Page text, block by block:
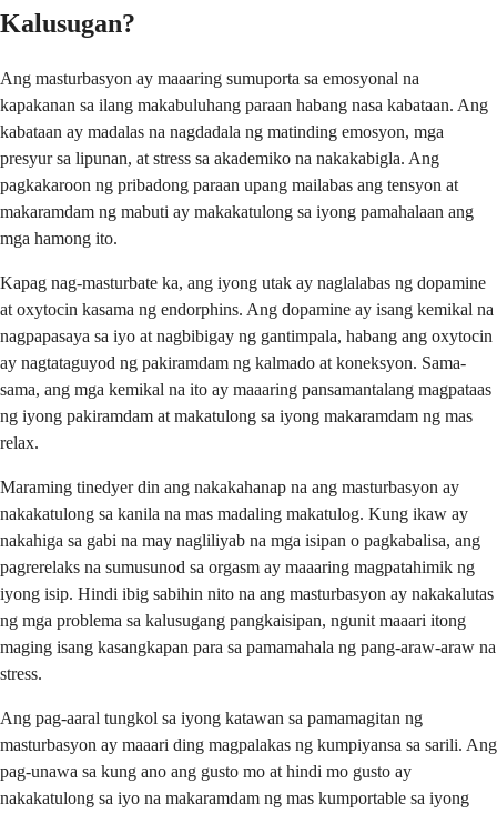
Kalusugan?
Ang masturbasyon ay maaaring sumuporta sa emosyonal na
kapakanan sa ilang makabuluhang paraan habang nasa kabataan. Ang
kabataan ay madalas na nagdadala ng matinding emosyon, mga
presyur sa lipunan, at stress sa akademiko na nakakabigla. Ang
pagkakaroon ng pribadong paraan upang mailabas ang tensyon at
makaramdam ng mabuti ay makakatulong sa iyong pamahalaan ang
mga hamong ito.
Kapag nag-masturbate ka, ang iyong utak ay naglalabas ng dopamine
at oxytocin kasama ng endorphins. Ang dopamine ay isang kemikal na
nagpapasaya sa iyo at nagbibigay ng gantimpala, habang ang oxytocin
ay nagtataguyod ng pakiramdam ng kalmado at koneksyon. Sama-
sama, ang mga kemikal na ito ay maaaring pansamantalang magpataas
ng iyong pakiramdam at makatulong sa iyong makaramdam ng mas
relax.
Maraming tinedyer din ang nakakahanap na ang masturbasyon ay
nakakatulong sa kanila na mas madaling makatulog. Kung ikaw ay
nakahiga sa gabi na may nagliliyab na mga isipan o pagkabalisa, ang
pagrerelaks na sumusunod sa orgasm ay maaaring magpatahimik ng
iyong isip. Hindi ibig sabihin nito na ang masturbasyon ay nakakalutas
ng mga problema sa kalusugang pangkaisipan, ngunit maaari itong
maging isang kasangkapan para sa pamamahala ng pang-araw-araw na
stress.
Ang pag-aaral tungkol sa iyong katawan sa pamamagitan ng
masturbasyon ay maaari ding magpalakas ng kumpiyansa sa sarili. Ang
pag-unawa sa kung ano ang gusto mo at hindi mo gusto ay
nakakatulong sa iyo na makaramdam ng mas kumportable sa iyong